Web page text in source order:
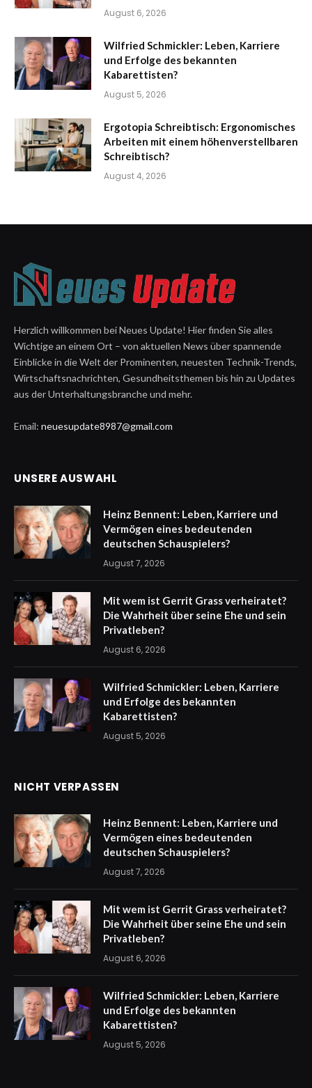
August 6, 2026
Wilfried Schmickler: Leben, Karriere
und Erfolge des bekannten
Kabarettisten?
August 5, 2026
Ergotopia Schreibtisch: Ergonomisches
Arbeiten mit einem höhenverstellbaren
Schreibtisch?
August 4, 2026
Herzlich willkommen bei Neues Update! Hier finden Sie alles
Wichtige an einem Ort – von aktuellen News über spannende
Einblicke in die Welt der Prominenten, neuesten Technik-Trends,
Wirtschaftsnachrichten, Gesundheitsthemen bis hin zu Updates
aus der Unterhaltungsbranche und mehr.
Email: neuesupdate8987@gmail.com
UNSERE AUSWAHL
Heinz Bennent: Leben, Karriere und
Vermögen eines bedeutenden
deutschen Schauspielers?
August 7, 2026
Mit wem ist Gerrit Grass verheiratet?
Die Wahrheit über seine Ehe und sein
Privatleben?
August 6, 2026
Wilfried Schmickler: Leben, Karriere
und Erfolge des bekannten
Kabarettisten?
August 5, 2026
NICHT VERPASSEN
Heinz Bennent: Leben, Karriere und
Vermögen eines bedeutenden
deutschen Schauspielers?
August 7, 2026
Mit wem ist Gerrit Grass verheiratet?
Die Wahrheit über seine Ehe und sein
Privatleben?
August 6, 2026
Wilfried Schmickler: Leben, Karriere
und Erfolge des bekannten
Kabarettisten?
August 5, 2026